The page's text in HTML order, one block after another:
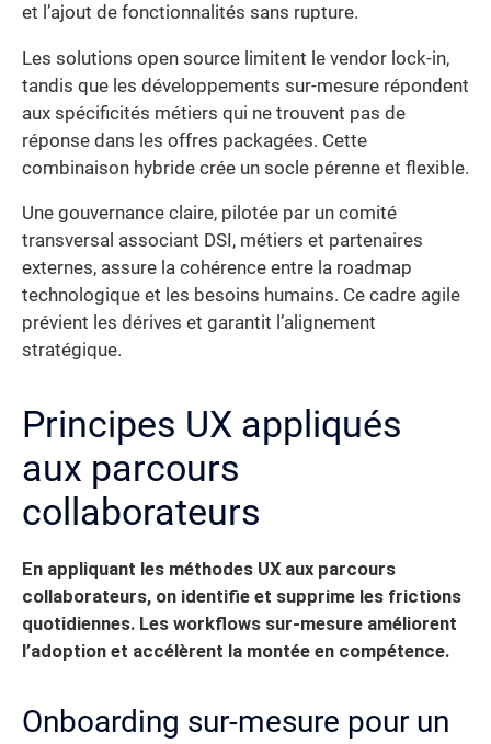
et l’ajout de fonctionnalités sans rupture.
Les solutions open source limitent le vendor lock-in,
tandis que les développements sur-mesure répondent
aux spécificités métiers qui ne trouvent pas de
réponse dans les offres packagées. Cette
combinaison hybride crée un socle pérenne et flexible.
Une gouvernance claire, pilotée par un comité
transversal associant DSI, métiers et partenaires
externes, assure la cohérence entre la roadmap
technologique et les besoins humains. Ce cadre agile
prévient les dérives et garantit l’alignement
stratégique.
Principes UX appliqués
aux parcours
collaborateurs
En appliquant les méthodes UX aux parcours
collaborateurs, on identifie et supprime les frictions
quotidiennes. Les workflows sur-mesure améliorent
l’adoption et accélèrent la montée en compétence.
Onboarding sur-mesure pour un